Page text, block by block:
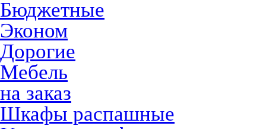
Бюджетные
Эконом
Дорогие
Мебель
на заказ
Шкафы распашные